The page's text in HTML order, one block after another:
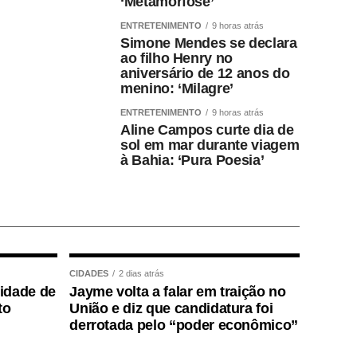
ENTRETENIMENTO 9 horas atrás
Simone Mendes se declara
ao filho Henry no
aniversário de 12 anos do
menino: ‘Milagre’
ENTRETENIMENTO 9 horas atrás
Aline Campos curte dia de
sol em mar durante viagem
à Bahia: ‘Pura Poesia’
de
CIDADES 2 dias atrás
Jayme volta a falar em traição no
União e diz que candidatura foi
derrotada pelo “poder econômico”